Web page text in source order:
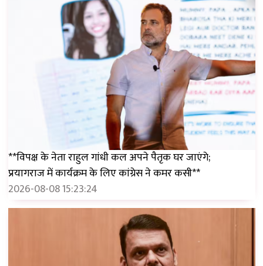
**विपक्ष के नेता राहुल गांधी कल अपने पैतृक घर जाएंगे;
प्रयागराज में कार्यक्रम के लिए कांग्रेस ने कमर कसी**
2026-08-08 15:23:24